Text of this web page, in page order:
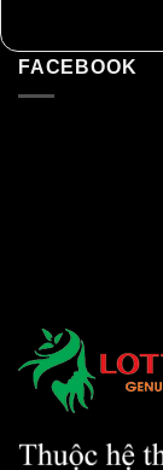
FACEBOOK